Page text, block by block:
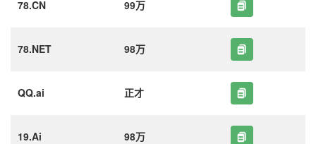
78.CN 99万
78.NET 98万
QQ.ai 正才
19.Ai 98万